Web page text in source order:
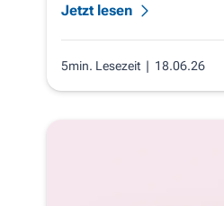
Jetzt lesen
5min. Lesezeit | 18.06.26